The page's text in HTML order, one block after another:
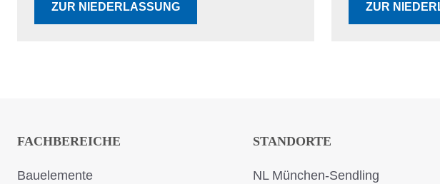
ZUR NIEDERLASSUNG ZUR
FACHBEREICHE
Bauelemente
STANDORTE
NL München-Sendling